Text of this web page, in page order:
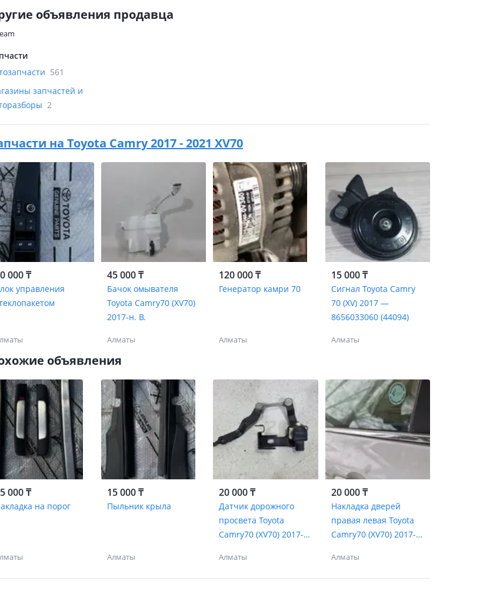
объявления продавца
561
запчастей и
2
на Toyota Camry 2017 - 2021 XV70
000 ₸
управления
45 000 ₸
Бачок омывателя
Toyota Camry70 (XV70)
2017-н. В.
Алматы
120 000 ₸
Генератор камри 70
Алматы
15 000 ₸
Сигнал Toyota Camry
70 (XV) 2017 —
8656033060 (44094)
Алматы
объявления
000 ₸
на порог
15 000 ₸
Пыльник крыла
Алматы
20 000 ₸
Датчик дорожного
просвета Toyota
Camry70 (XV70) 2017-н.
Алматы
20 000 ₸
Накладка дверей
правая левая Toyota
Camry70 (XV70) 2017-н.
Алматы